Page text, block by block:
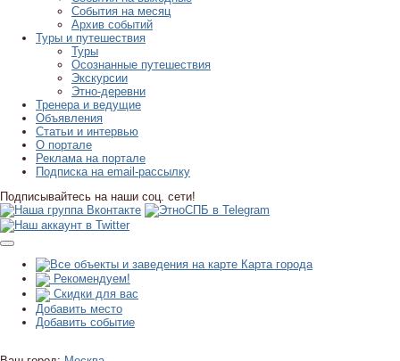
События на месяц
Архив событий
Туры и путешествия
Туры
Осознанные путешествия
Экскурсии
Этно-деревни
Тренера и ведущие
Объявления
Статьи и интервью
О портале
Реклама на портале
Подписка на email-рассылку
Подписывайтесь на наши соц. сети!
Карта города
Рекомендуем!
Скидки для вас
Добавить место
Добавить событие